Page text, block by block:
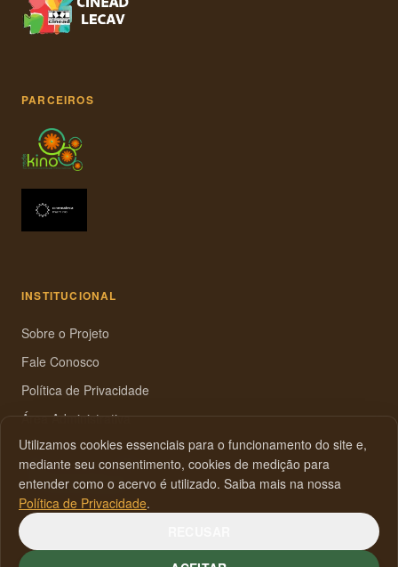
PARCEIROS
INSTITUCIONAL
Sobre o Projeto
Fale Conosco
Política de Privacidade
Área Administrativa
Avenida Pasteur, 250,
Urca, Rio de Janeiro
Utilizamos cookies essenciais para o funcionamento do site e,
mediante seu consentimento, cookies de medição para
entender como o acervo é utilizado. Saiba mais na nossa
Política de Privacidade.